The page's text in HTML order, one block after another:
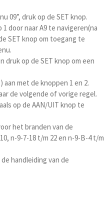
09”, druk op de SET knop.
door naar A9 te navigeren(na
SET knop om toegang te
druk op de SET knop om een
aan met de knoppen 1 en 2.
de volgende of vorige regel.
op de AAN/UIT knop te
het branden van de
n-9-7-18 t/m 22 en n-9-B-4 t/m
handleiding van de